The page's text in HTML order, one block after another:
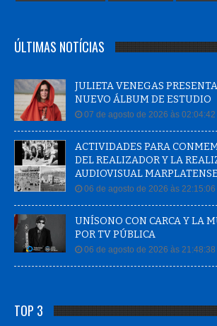
ÚLTIMAS NOTÍCIAS
JULIETA VENEGAS
NUEVO ÁLBUM DE ESTUDIO
07 de agosto de 2026 às 02:04:42
ACTIVIDADES PARA
DEL REALIZADOR Y LA
AUDIOVISUAL MARPLATENSE
06 de agosto de 2026 às 22:15:06
UNÍSONO CON CARCA Y LA
POR TV PÚBLICA
06 de agosto de 2026 às 21:48:38
TOP 3